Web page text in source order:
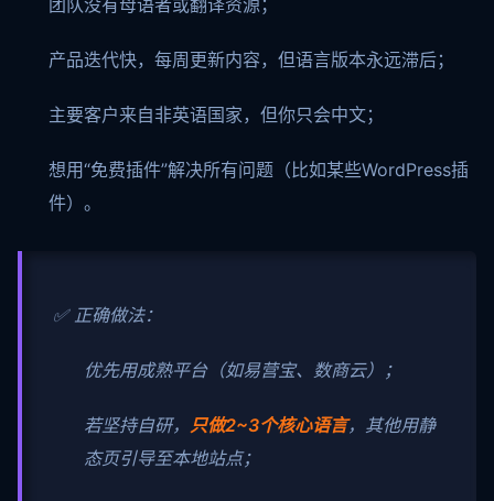
团队没有母语者或翻译资源；
产品迭代快，每周更新内容，但语言版本永远滞后；
主要客户来自非英语国家，但你只会中文；
想用“免费插件”解决所有问题（比如某些WordPress插
件）。
✅ 正确做法：
优先用成熟平台（如易营宝、数商云）；
若坚持自研， 只做2~3个核心语言，其他用静
态页引导至本地站点；